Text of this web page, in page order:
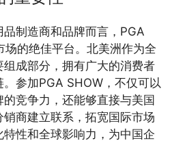
制造商和品牌而言，PGA
场的绝佳平台。北美洲作为全
成部分，拥有广大的消费者
参加PGA SHOW，不仅可以
竞争力，还能够直接与美国
商建立联系，拓宽国际市场
性和全球影响力，为中国企